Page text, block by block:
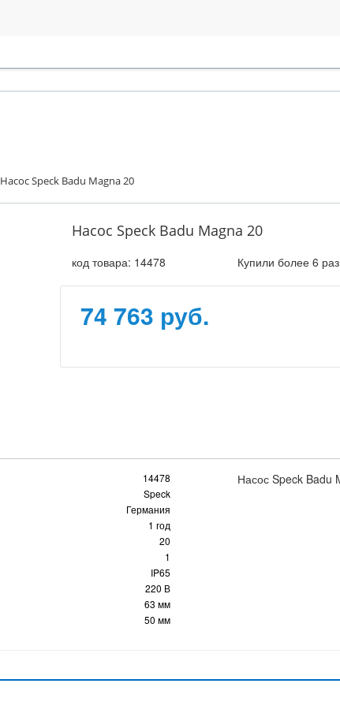
Насос Speck Badu Magna 20
Насос Speck Badu Magna 20
код товара: 14478 Купили более 6 раз
74 763 руб.
14478
Speck
Германия
1 год
20
1
IP65
220 В
63 мм
50 мм
Насос Speck Badu